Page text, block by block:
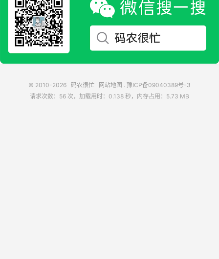
© 2010-2026 码农很忙 网站地图 . 豫ICP备09040389号-3
请求次数：56 次，加载用时：0.138 秒，内存占用：5.73 MB